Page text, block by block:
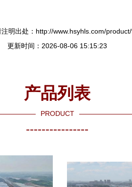
明出处：http://www.hsyhls.com/
更新时间：2026-08-06 15:15:23
产品列表
PRODUCT
----------------